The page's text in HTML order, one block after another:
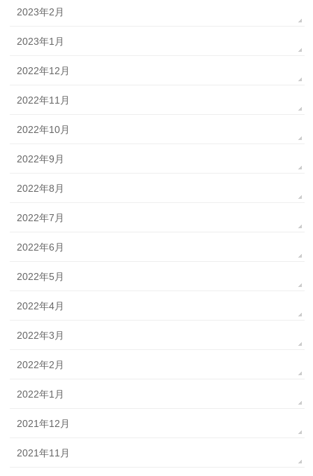
2023年2月
2023年1月
2022年12月
2022年11月
2022年10月
2022年9月
2022年8月
2022年7月
2022年6月
2022年5月
2022年4月
2022年3月
2022年2月
2022年1月
2021年12月
2021年11月